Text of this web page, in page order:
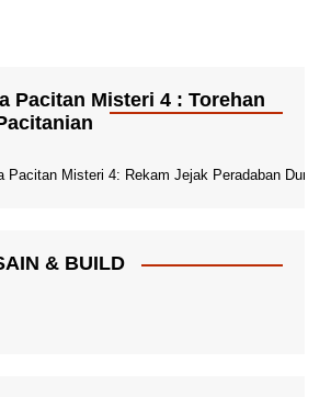
Pacitan Misteri 4 : Torehan
Pacitan Misteri 4: Rekam Jejak Peradaban Dunia
& BUILD